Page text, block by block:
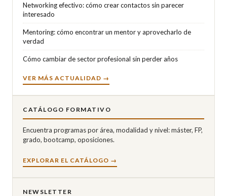
Networking efectivo: cómo crear contactos sin parecer
interesado
Mentoring: cómo encontrar un mentor y aprovecharlo de
verdad
Cómo cambiar de sector profesional sin perder años
VER MÁS ACTUALIDAD →
CATÁLOGO FORMATIVO
Encuentra programas por área, modalidad y nivel: máster, FP,
grado, bootcamp, oposiciones.
EXPLORAR EL CATÁLOGO →
NEWSLETTER